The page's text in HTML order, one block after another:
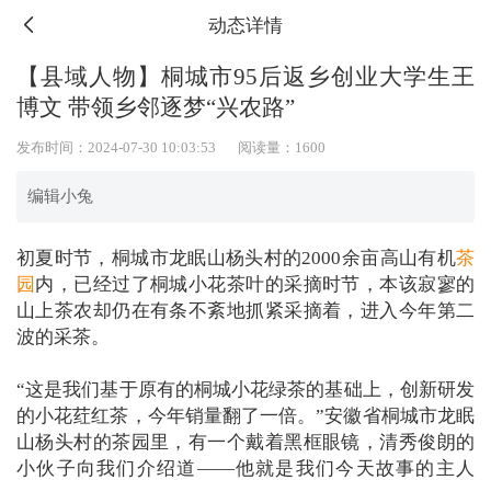
动态详情
【县域人物】桐城市95后返乡创业大学生王
博文 带领乡邻逐梦“兴农路”
发布时间：2024-07-30 10:03:53 阅读量：1600
编辑小兔
初夏时节，桐城市龙眠山杨头村的2000余亩高山有机茶
园 内，已经过了桐城小花茶叶的采摘时节，本该寂寥的
山上茶农却仍在有条不紊地抓紧采摘着，进入今年第二
波的采茶。
“这是我们基于原有的桐城小花绿茶的基础上，创新研发
的小花荭红茶，今年销量翻了一倍。”安徽省桐城市龙眠
山杨头村的茶园里，有一个戴着黑框眼镜，清秀俊朗的
小伙子向我们介绍道——他就是我们今天故事的主人